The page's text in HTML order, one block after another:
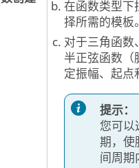
在函数类型下
择所需的模板。
对于三角函数
半正弦函数（
定振幅、起点
提示：
您可以
期，使
间周期